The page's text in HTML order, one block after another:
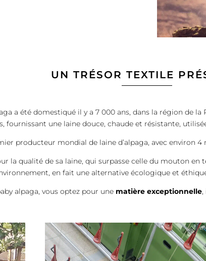
UN TRÉSOR TEXTILE
a été domestiqué il y a 7 000 ans, dans la région de
fournissant une laine douce, chaude et résistante,
producteur mondial de laine d’alpaga, avec environ
la qualité de sa laine, qui surpasse celle du mouton
en fait une alternative écologique et
alpaga, vous optez pour une matière exceptionnelle,